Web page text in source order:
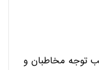
توجه مخاطبان و